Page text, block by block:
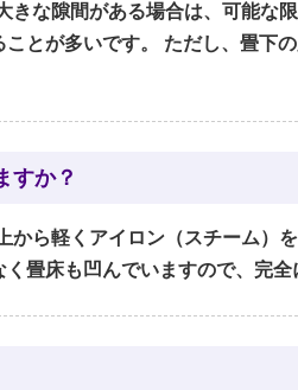
な隙間がある場合は、可能
とが多いです。 ただし、畳
すか？
から軽くアイロン（スチーム
畳床も凹んでいますので、完